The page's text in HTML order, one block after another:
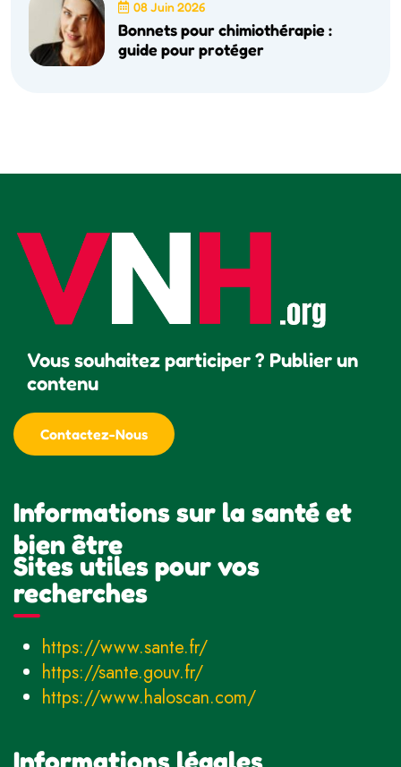
08 Juin 2026
Bonnets pour chimiothérapie :
guide pour protéger
Vous souhaitez participer ? Publier un
contenu
Contactez-Nous
Informations sur la santé et
bien être
Sites utiles pour vos
recherches
https://www.sante.fr/
https://sante.gouv.fr/
https://www.haloscan.com/